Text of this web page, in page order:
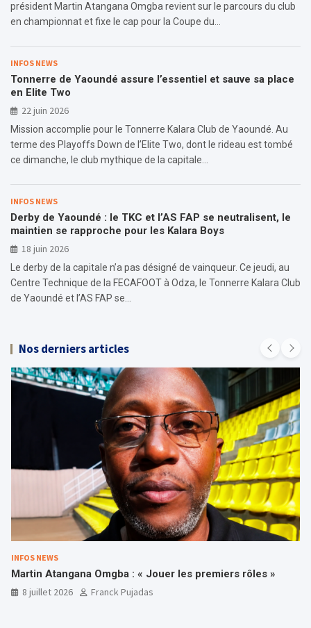
président Martin Atangana Omgba revient sur le parcours du club
en championnat et fixe le cap pour la Coupe du…
INFOS NEWS
Tonnerre de Yaoundé assure l’essentiel et sauve sa place
en Elite Two
22 juin 2026
Mission accomplie pour le Tonnerre Kalara Club de Yaoundé. Au
terme des Playoffs Down de l’Elite Two, dont le rideau est tombé
ce dimanche, le club mythique de la capitale…
INFOS NEWS
Derby de Yaoundé : le TKC et l’AS FAP se neutralisent, le
maintien se rapproche pour les Kalara Boys
18 juin 2026
Le derby de la capitale n’a pas désigné de vainqueur. Ce jeudi, au
Centre Technique de la FECAFOOT à Odza, le Tonnerre Kalara Club
de Yaoundé et l’AS FAP se…
Nos derniers articles
INFOS NEWS
Martin Atangana Omgba : « Jouer les premiers rôles »
8 juillet 2026
Franck Pujadas